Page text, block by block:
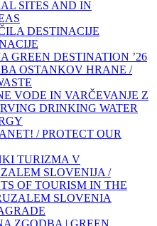
SITES AND IN
DESTINACIJE
GREEN DESTINATION ’26
OSTANKOV HRANE /
VODE IN VARČEVANJE Z
DRINKING WATER
/ PROTECT OUR
TURIZMA V
SLOVENIJA /
OF TOURISM IN THE
SLOVENIA
ZGODBA | GREEN